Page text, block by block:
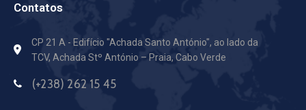
Contatos
CP 21 A - Edifício "Achada Santo António", ao lado da
TCV, Achada Stº António – Praia, Cabo Verde
(+238) 262 15 45